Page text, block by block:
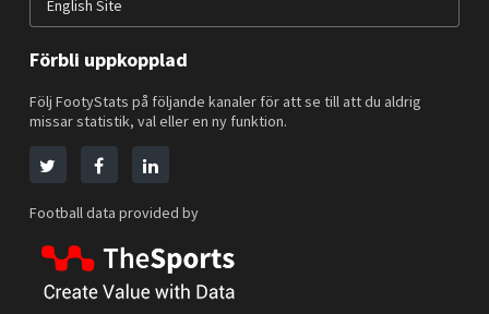
English Site
Förbli uppkopplad
Följ FootyStats på följande kanaler för att se till att du aldrig
missar statistik, val eller en ny funktion.
Football data provided by